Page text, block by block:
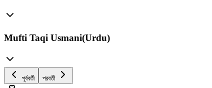
Mufti Taqi Usmani(Urdu)
পূর্ববর্তী পরবর্তী